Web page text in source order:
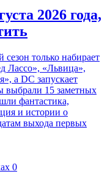
2026 года,
только набирает
Лассо», «Львица»,
а DC запускает
15 заметных
фантастика,
и истории о
выхода первых
0